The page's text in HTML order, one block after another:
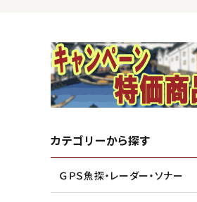
ＧＰＳ魚探・レーダー・ソナー
船舶用内装品
水害・災害・環境対策商品
船検用品・法定備品
アキレス株式会社
株式会社工進
ジョイクラフト株式会社
トーハツ株式会社
カテゴリーから探す
ＧＰＳ魚探・レーダー・ソナー